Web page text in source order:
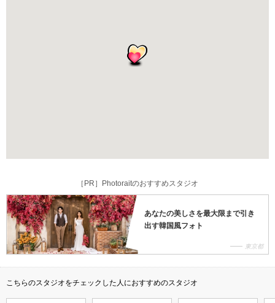
［PR］Photoraitのおすすめスタジオ
あなたの美しさを最大限まで引き
出す韓国風フォト
東京都
こちらのスタジオをチェックした人におすすめのスタジオ